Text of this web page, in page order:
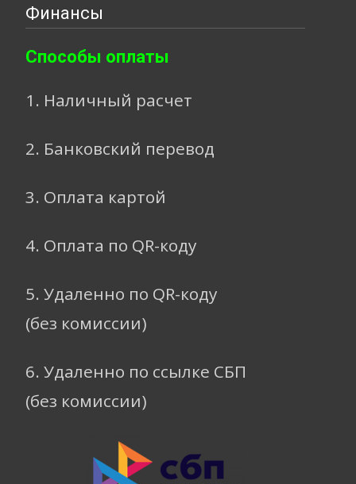
Финансы
Способы оплаты
1. Наличный расчет
2. Банковский перевод
3. Оплата картой
4. Оплата по QR-коду
5. Удаленно по QR-коду
(без комиссии)
6. Удаленно по ссылке СБП
(без комиссии)